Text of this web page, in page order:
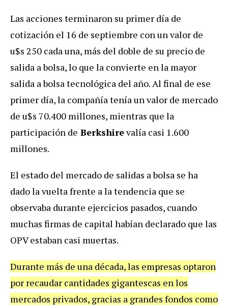
Las acciones terminaron su primer día de
cotización el 16 de septiembre con un valor de
u$s 250 cada una, más del doble de su precio de
salida a bolsa, lo que la convierte en la mayor
salida a bolsa tecnológica del año. Al final de ese
primer día, la compañía tenía un valor de mercado
de u$s 70.400 millones, mientras que la
participación de Berkshirevalía casi 1.600
millones.
El estado del mercado de salidas a bolsa se ha
dado la vuelta frente a la tendencia que se
observaba durante ejercicios pasados, cuando
muchas firmas de capital habían declarado que las
OPV estaban casi muertas.
Durante más de una década, las empresas optaron
por recaudar cantidades gigantescas en los
mercados privados, gracias a grandes fondos como